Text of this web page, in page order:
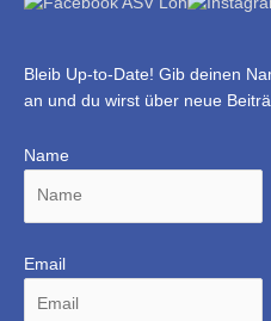
Bleib Up-to-Date! Gib deinen
an und du wirst über neue
Name
Email